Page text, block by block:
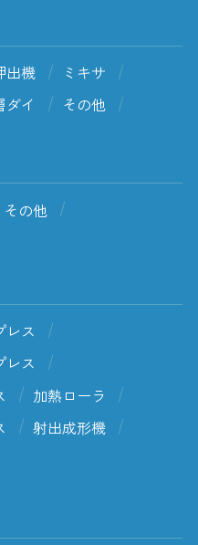
出機
ミキサ
ダイ その他
その他
レス
レス
加熱ローラ
射出成形機